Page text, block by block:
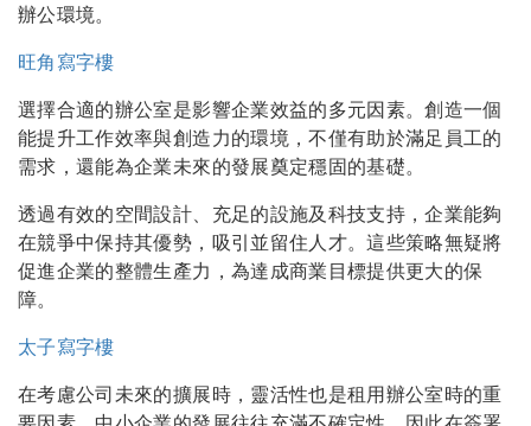
辦公環境。
旺角寫字樓
選擇合適的辦公室是影響企業效益的多元因素。創造一個
能提升工作效率與創造力的環境，不僅有助於滿足員工的
需求，還能為企業未來的發展奠定穩固的基礎。
透過有效的空間設計、充足的設施及科技支持，企業能夠
在競爭中保持其優勢，吸引並留住人才。這些策略無疑將
促進企業的整體生產力，為達成商業目標提供更大的保
障。
太子寫字樓
在考慮公司未來的擴展時，靈活性也是租用辦公室時的重